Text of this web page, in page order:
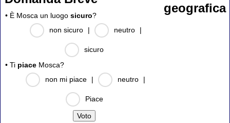
• È Mosca un luogo sicuro?
non sicuro
| neutro |
sicuro
• Ti piace Mosca?
non mi piace
| neutro |
Piace
geografica